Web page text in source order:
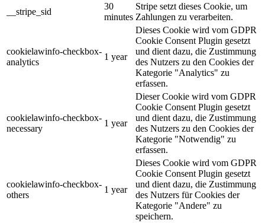
__stripe_sid
30
minutes
Stripe setzt dieses Cookie, um
Zahlungen zu verarbeiten.
cookielawinfo-checkbox-
analytics
1 year
Dieses Cookie wird vom GDPR
Cookie Consent Plugin gesetzt
und dient dazu, die Zustimmung
des Nutzers zu den Cookies der
Kategorie "Analytics" zu
erfassen.
cookielawinfo-checkbox-
necessary
1 year
Dieser Cookie wird vom GDPR
Cookie Consent Plugin gesetzt
und dient dazu, die Zustimmung
des Nutzers zu den Cookies der
Kategorie "Notwendig" zu
erfassen.
cookielawinfo-checkbox-
others
1 year
Dieses Cookie wird vom GDPR
Cookie Consent Plugin gesetzt
und dient dazu, die Zustimmung
des Nutzers für Cookies der
Kategorie "Andere" zu
speichern.